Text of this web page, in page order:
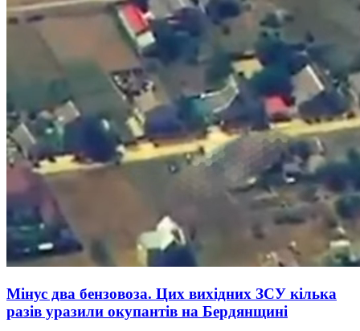
Мінус два бензовоза. Цих вихідних ЗСУ кілька
разів уразили окупантів на Бердянщині